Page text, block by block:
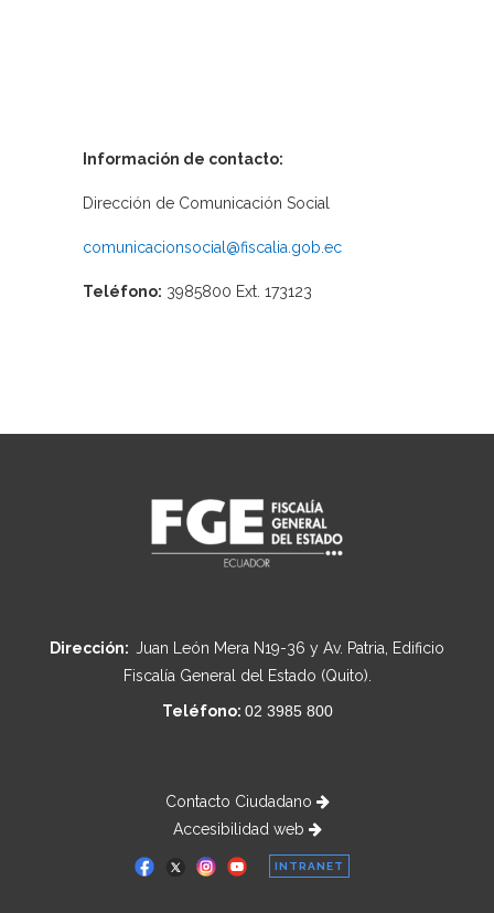
Información de contacto:
Dirección de Comunicación Social
comunicacionsocial@fiscalia.gob.ec
Teléfono: 3985800 Ext. 173123
Dirección: Juan León Mera N19-36 y Av. Patria, Edificio
Fiscalía General del Estado (Quito).
Teléfono: 02 3985 800
Contacto Ciudadano
Accesibilidad web
INTRANET